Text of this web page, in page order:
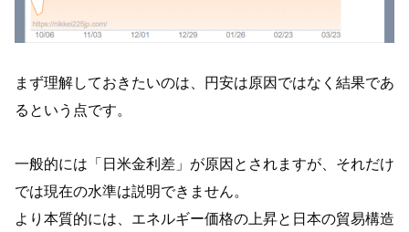
まず理解しておきたいのは、円安は原因ではなく結果であ
るという点です。
一般的には「日米金利差」が原因とされますが、それだけ
では現在の水準は説明できません。
より本質的には、エネルギー価格の上昇と日本の貿易構造